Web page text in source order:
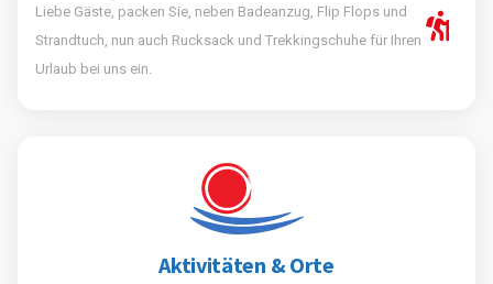
Liebe Gäste, packen Sie, neben Badeanzug, Flip Flops und
Strandtuch, nun auch Rucksack und Trekkingschuhe für Ihren
Urlaub bei uns ein.
Aktivitäten & Orte